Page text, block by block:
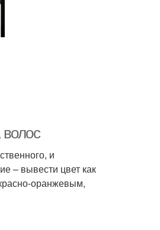
и
– вывести цвет как
оранжевым,